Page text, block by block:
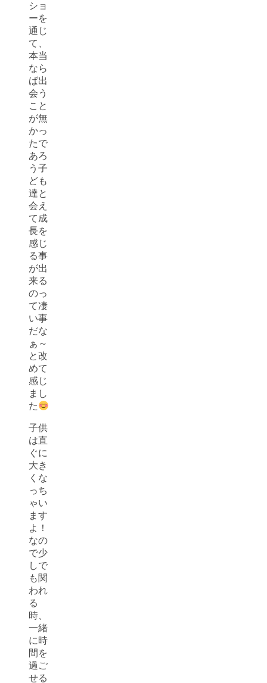
ショ
ーを
通じ
て、
本当
なら
ば出
会う
こと
が無
かっ
たで
あろ
う子
ども
達と
会え
て成
長を
感じ
る事
が出
来る
のっ
て凄
い事
だな
ぁ～
と改
めて
感じ
まし
た
子供
は直
ぐに
大き
くな
っち
ゃい
ます
よ！
なの
で少
しで
も関
われ
る
時、
一緒
に時
間を
過ご
せる